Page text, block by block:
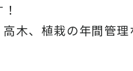
木、植栽の年間管